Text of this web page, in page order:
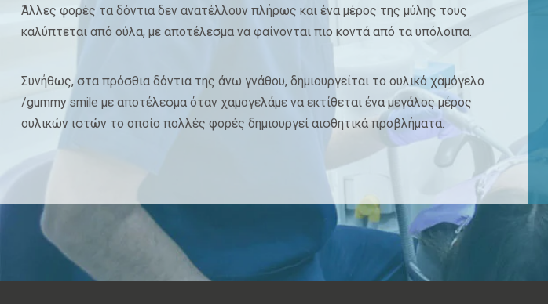
Άλλες φορές τα δόντια δεν ανατέλλουν πλήρως και ένα μέρος της μύλης τους
καλύπτεται από ούλα, με αποτέλεσμα να φαίνονται πιο κοντά από τα υπόλοιπα.
Συνήθως, στα πρόσθια δόντια της άνω γνάθου, δημιουργείται το ουλικό χαμόγελο
/gummy smile με αποτέλεσμα όταν χαμογελάμε να εκτίθεται ένα μεγάλος μέρος
ουλικών ιστών το οποίο πολλές φορές δημιουργεί αισθητικά προβλήματα.